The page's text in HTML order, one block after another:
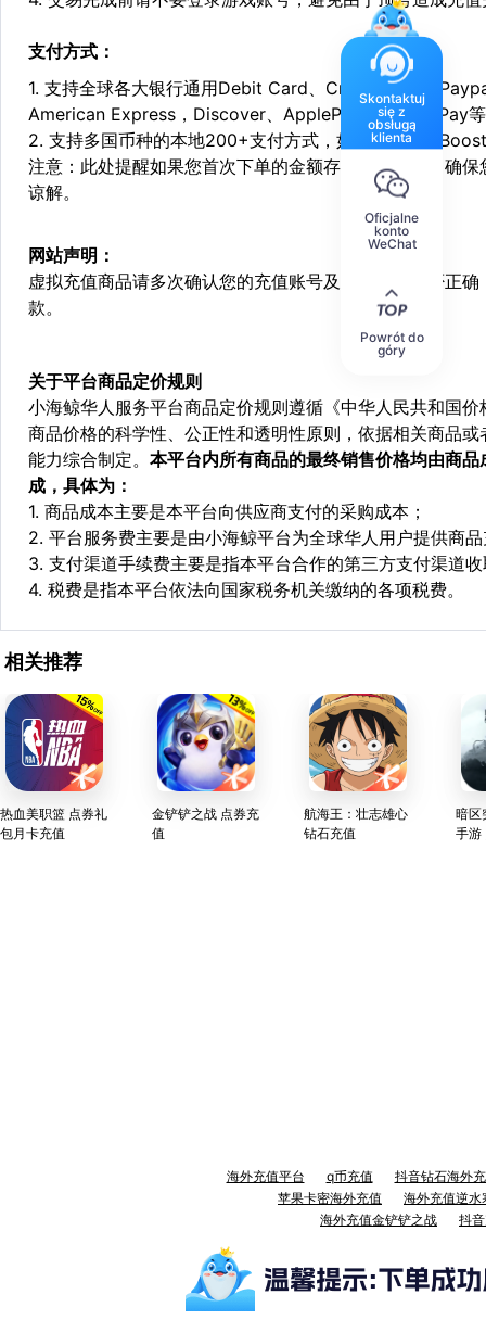
支付方式：
1. 支持全球各大银行通用Debit Card、Credit Card和
American Express，Discover、ApplePay和GooglePay
2. 支持多国币种的本地200+支付方式，如：Alipay，
注意：此处提醒如果您首次下单的金额存在异常，为了确
谅解。
网站声明：
虚拟充值商品请多次确认您的充值账号及相关信息是否正
款。
关于平台商品定价规则
小海鲸华人服务平台商品定价规则遵循《中华人民共和国
商品价格的科学性、公正性和透明性原则，依据相关商品
能力综合制定。 本平台内所有商品的最终销售价格均由商
成，具体为：
1. 商品成本主要是本平台向供应商支付的采购成本；
2. 平台服务费主要是由小海鲸平台为全球华人用户提供商
3. 支付渠道手续费主要是指本平台合作的第三方支付渠道
4. 税费是指本平台依法向国家税务机关缴纳的各项税费。
相关推荐
热血美职篮 点券礼
包月卡充值
金铲铲之战 点券充
值
航海王：壮志雄心
钻石充值
暗区
手游
海外充值平台 q币充值
抖音钻石海外
苹果卡密海外充值
海外充值逆水
海外充值金铲铲之战
抖
Skontaktuj
się z
obsługą
klienta
Oficjalne
konto
WeChat
Powrót do
góry